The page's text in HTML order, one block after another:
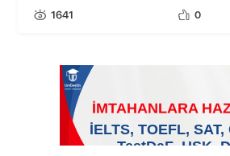
1641 0